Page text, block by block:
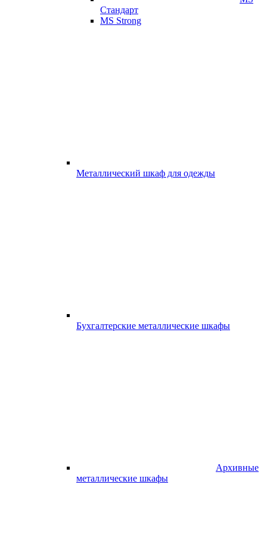
Стандарт
MS Strong
Металлический шкаф для одежды
Бухгалтерские металлические шкафы
Архивные
металлические шкафы